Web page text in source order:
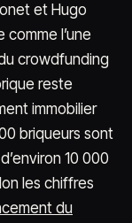
et Hugo
comme l’une
crowdfunding
reste
immobilier
briqueurs sont
10 000
les chiffres
du